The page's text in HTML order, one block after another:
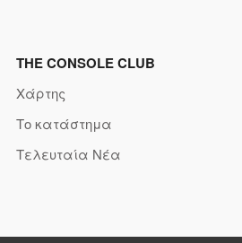
THE CONSOLE CLUB
Χάρτης
Το κατάστημα
Τελευταία Νέα